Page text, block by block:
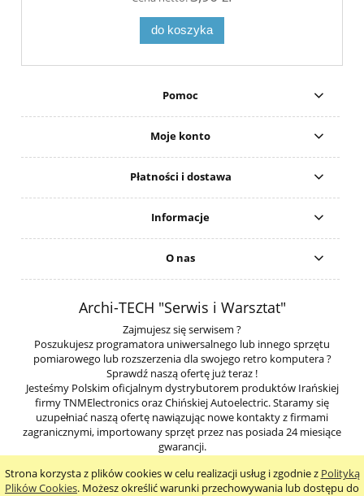
Strona korzysta z plików cookies w celu realizacji usług i zgodnie z Polityką
Plików Cookies. Możesz określić warunki przechowywania lub dostępu do
do koszyka
Pomoc
Moje konto
Płatności i dostawa
Informacje
O nas
Archi-TECH "Serwis i Warsztat"
Zajmujesz się serwisem ?
Poszukujesz programatora uniwersalnego lub innego sprzętu
pomiarowego lub rozszerzenia dla swojego retro komputera ?
Sprawdź naszą ofertę już teraz !
Jesteśmy Polskim oficjalnym dystrybutorem produktów Irańskiej
firmy TNMElectronics oraz Chińskiej Autoelectric. Staramy się
uzupełniać naszą ofertę nawiązując nowe kontakty z firmami
zagranicznymi, importowany sprzęt przez nas posiada 24 miesiące
gwarancji.
pokaż pełną wersję strony